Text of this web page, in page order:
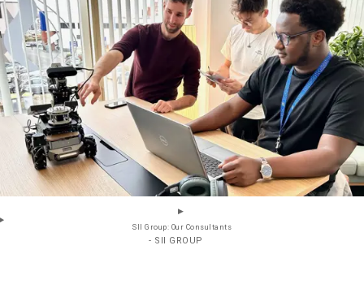
SII Group: Our Consultants
- SII GROUP